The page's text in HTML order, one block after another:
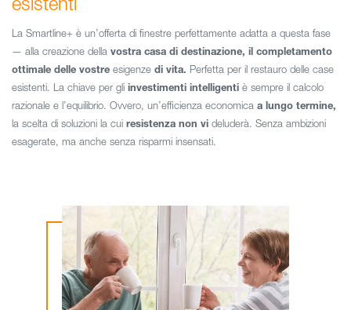
La Smartline+ è un’offerta di finestre perfettamente adatta a questa fase
— alla creazione della vostra casa di destinazione, il completamento
ottimale delle vostre esigenze di vita. Perfetta per il restauro delle case
esistenti. La chiave per gli investimenti intelligenti è sempre il calcolo
razionale e l’equilibrio. Ovvero, un’efficienza economica a lungo termine,
la scelta di soluzioni la cui resistenza non vi deluderà. Senza ambizioni
esagerate, ma anche senza risparmi insensati.